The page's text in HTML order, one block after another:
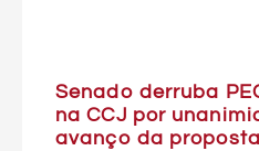
Senado derruba
na CCJ por
avanço da proposta